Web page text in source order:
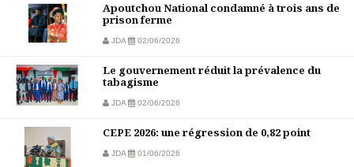
Apoutchou National condamné à trois ans de
prison ferme
JDA 02/06/2026
Le gouvernement réduit la prévalence du
tabagisme
JDA 02/06/2026
CEPE 2026: une régression de 0,82 point
JDA 01/06/2026